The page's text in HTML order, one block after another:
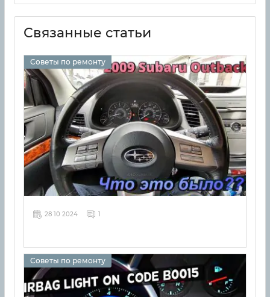
Связанные статьи
Советы по ремонту
28 10 2024 1
Советы по ремонту